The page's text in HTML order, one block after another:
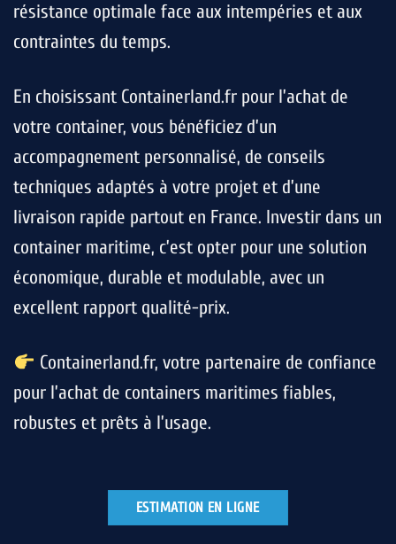
résistance optimale face aux intempéries et aux
contraintes du temps.
En choisissant Containerland.fr pour l’achat de
votre container, vous bénéficiez d’un
accompagnement personnalisé, de conseils
techniques adaptés à votre projet et d’une
livraison rapide partout en France. Investir dans un
container maritime, c’est opter pour une solution
économique, durable et modulable, avec un
excellent rapport qualité-prix.
Containerland.fr, votre partenaire de confiance
pour l’achat de containers maritimes fiables,
robustes et prêts à l’usage.
ESTIMATION EN LIGNE